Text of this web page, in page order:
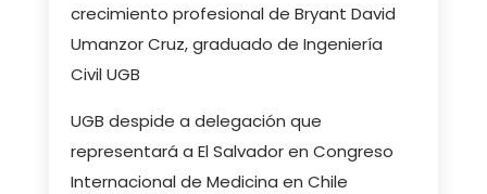
crecimiento profesional de Bryant David
Umanzor Cruz, graduado de Ingeniería
Civil UGB
UGB despide a delegación que
representará a El Salvador en Congreso
Internacional de Medicina en Chile